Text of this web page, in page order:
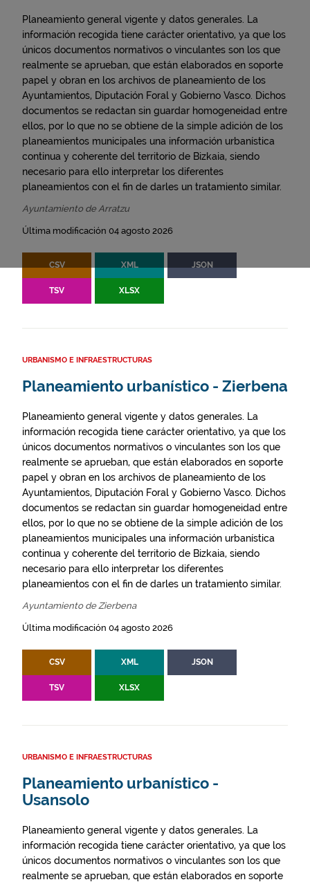
Planeamiento general vigente y datos generales. La
información recogida tiene carácter orientativo, ya que los
únicos documentos normativos o vinculantes son los que
realmente se aprueban, que están elaborados en soporte
papel y obran en los archivos de planeamiento de los
Ayuntamientos, Diputación Foral y Gobierno Vasco. Dichos
documentos se redactan sin guardar homogeneidad entre
ellos, por lo que no se obtiene de la simple adición de los
planeamientos municipales una información urbanística
continua y coherente del territorio de Bizkaia, siendo
necesario para ello interpretar los diferentes
planeamientos con el fin de darles un tratamiento similar.
Ayuntamiento de Arratzu
Última modificación 04 agosto 2026
CSV XML JSON
TSV XLSX
URBANISMO E INFRAESTRUCTURAS
Planeamiento urbanístico - Zierbena
Planeamiento general vigente y datos generales. La
información recogida tiene carácter orientativo, ya que los
únicos documentos normativos o vinculantes son los que
realmente se aprueban, que están elaborados en soporte
papel y obran en los archivos de planeamiento de los
Ayuntamientos, Diputación Foral y Gobierno Vasco. Dichos
documentos se redactan sin guardar homogeneidad entre
ellos, por lo que no se obtiene de la simple adición de los
planeamientos municipales una información urbanística
continua y coherente del territorio de Bizkaia, siendo
necesario para ello interpretar los diferentes
planeamientos con el fin de darles un tratamiento similar.
Ayuntamiento de Zierbena
Última modificación 04 agosto 2026
CSV XML JSON
TSV XLSX
URBANISMO E INFRAESTRUCTURAS
Planeamiento urbanístico -
Usansolo
Planeamiento general vigente y datos generales. La
información recogida tiene carácter orientativo, ya que los
únicos documentos normativos o vinculantes son los que
realmente se aprueban, que están elaborados en soporte